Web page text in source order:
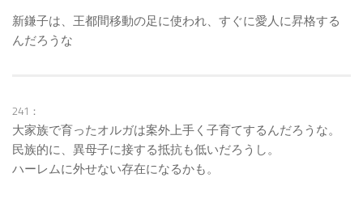
新鎌子は、王都間移動の足に使われ、すぐに愛人に昇格する
んだろうな
241：
大家族で育ったオルガは案外上手く子育てするんだろうな。
民族的に、異母子に接する抵抗も低いだろうし。
ハーレムに外せない存在になるかも。